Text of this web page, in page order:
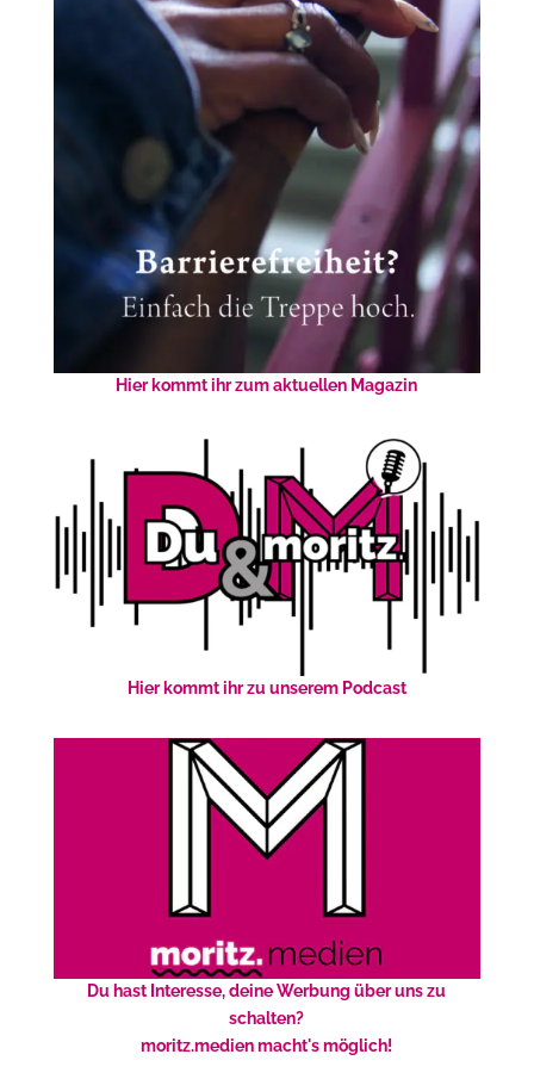
Hier kommt ihr zum aktuellen Magazin
Hier kommt ihr zu unserem Podcast
Du hast Interesse, deine Werbung über uns zu
schalten?
moritz.medien macht's möglich!